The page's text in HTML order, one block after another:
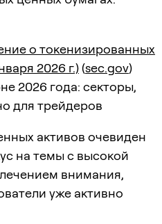
о токенизированных
2026 г.)(sec.gov)
2026 года: секторы,
для трейдеров
активов очевиден
на темы с высокой
внимания,
уже активно